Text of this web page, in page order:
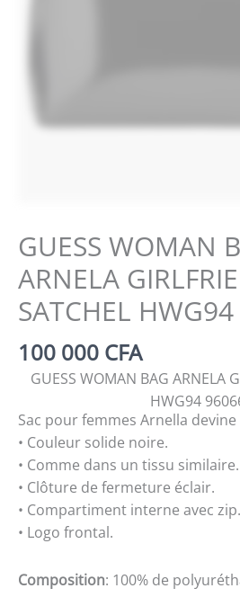
GUESS WOMAN
ARNELA
SATCHEL
100 000 CFA
GUESS WOMAN BAG ARNELA
HWG94
Sac pour femmes Arnella devine
• Couleur solide noire.
• Comme dans un tissu similaire.
• Clôture de fermeture éclair.
• Compartiment interne avec zip.
• Logo frontal.
Composition: 100% de